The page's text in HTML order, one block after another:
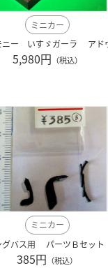
ミニカー
5,980円 （税込）
ミニカー
385円 （税込）